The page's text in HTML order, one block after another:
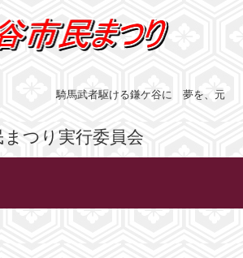
る鎌ケ谷に 夢を、元
つり実行委員会